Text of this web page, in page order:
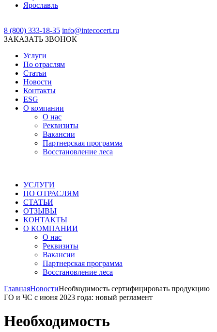
Ярославль
8 (800) 333-18-35 info@intecocert.ru
ЗАКАЗАТЬ ЗВОНОК
Услуги
По отраслям
Статьи
Новости
Контакты
ESG
О компании
О нас
Реквизиты
Вакансии
Партнерская программа
Восстановление леса
УСЛУГИ
ПО ОТРАСЛЯМ
СТАТЬИ
ОТЗЫВЫ
КОНТАКТЫ
О КОМПАНИИ
О нас
Реквизиты
Вакансии
Партнерская программа
Восстановление леса
ГлавнаяНовостиНеобходимость сертифицировать продукцию
ГО и ЧС с июня 2023 года: новый регламент
Необходимость